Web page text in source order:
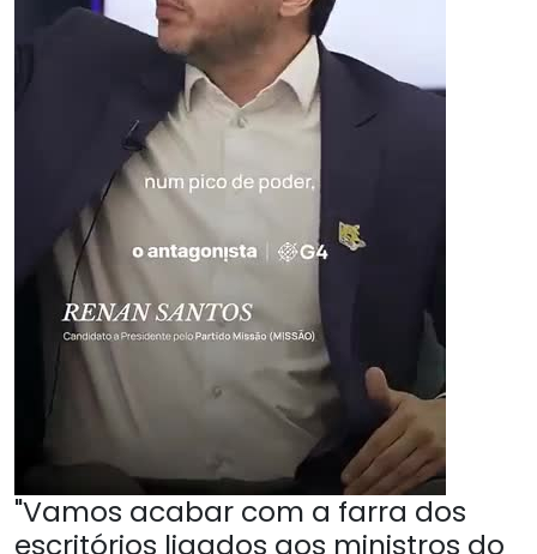
"Vamos acabar com a farra dos
escritórios ligados aos ministros do